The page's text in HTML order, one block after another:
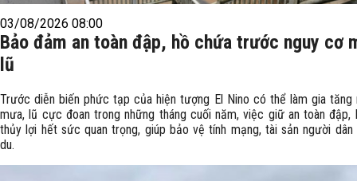
03/08/2026 08:00
Bảo đảm an toàn đập, hồ chứa trước nguy cơ
lũ
Trước diễn biến phức tạp của hiện tượng El Nino có thể làm gia tăng
mưa, lũ cực đoan trong những tháng cuối năm, việc giữ an toàn đập,
thủy lợi hết sức quan trọng, giúp bảo vệ tính mạng, tài sản người dân
du.